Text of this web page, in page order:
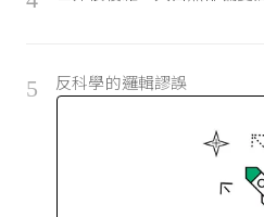
5 反科學的邏輯謬誤